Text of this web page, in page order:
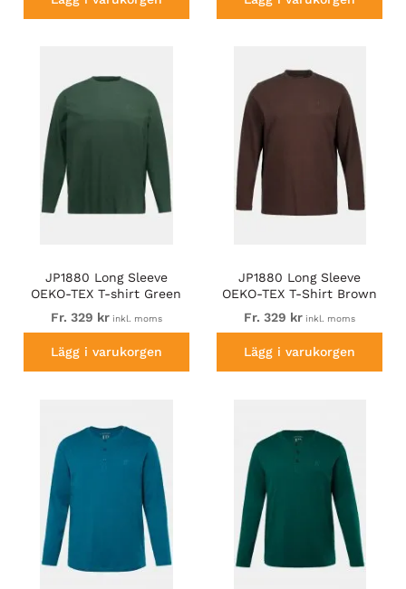
JP1880 Long Sleeve
OEKO-TEX T-shirt Green
Fr. 329 krinkl. moms
Lägg i varukorgen
JP1880 Long Sleeve
OEKO-TEX T-Shirt Brown
Fr. 329 kr inkl. moms
Lägg i varukorgen